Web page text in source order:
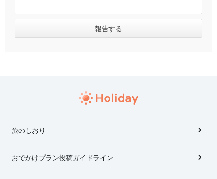
旅のしおり
おでかけプラン投稿ガイドライン